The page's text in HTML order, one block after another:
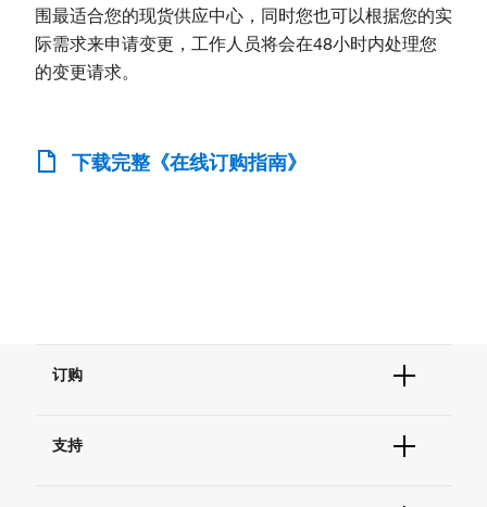
围最适合您的现货供应中心，同时您也可以根据您的实
际需求来申请变更，工作人员将会在48小时内处理您
的变更请求。
下载完整《在线订购指南》
订购
订单状态查询
订单支持
支持